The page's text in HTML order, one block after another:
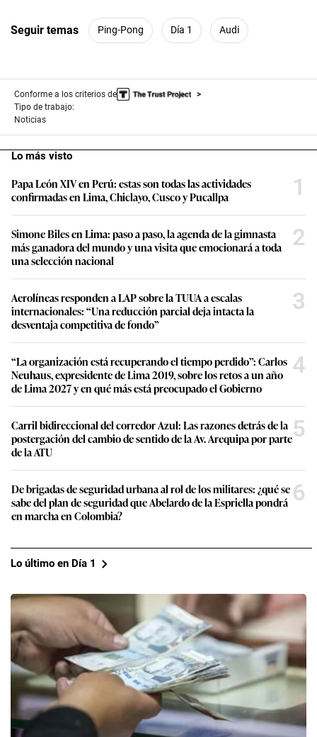
Seguir temas Ping-Pong Día 1 Audi
Conforme a los criterios de
Tipo de trabajo:
Noticias
Lo más visto
Papa León XIV en Perú: estas son todas las actividades
confirmadas en Lima, Chiclayo, Cusco y Pucallpa
1
Simone Biles en Lima: paso a paso, la agenda de la gimnasta
más ganadora del mundo y una visita que emocionará a toda
una selección nacional
2
Aerolíneas responden a LAP sobre la TUUA a escalas
internacionales: “Una reducción parcial deja intacta la
desventaja competitiva de fondo”
3
“La organización está recuperando el tiempo perdido”: Carlos
Neuhaus, expresidente de Lima 2019, sobre los retos a un año
de Lima 2027 y en qué más está preocupado el Gobierno
4
Carril bidireccional del corredor Azul: Las razones detrás de la
postergación del cambio de sentido de la Av. Arequipa por parte
de la ATU
5
De brigadas de seguridad urbana al rol de los militares: ¿qué se
sabe del plan de seguridad que Abelardo de la Espriella pondrá
en marcha en Colombia?
6
Lo último en Día 1